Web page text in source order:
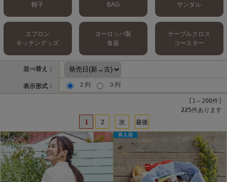
帽子 BAG サンダル
エプロン
キッチングッズ
ヨーロッパ製
食器
テーブルクロス
コースター
並べ替え：
表示形式： ２列 ３列
[1～200件]
225件あります
1
2 次 最後